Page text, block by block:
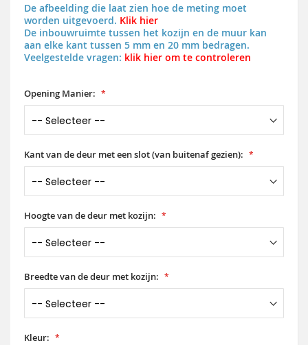
De afbeelding die laat zien hoe de meting moet
worden uitgevoerd. Klik hier
De inbouwruimte tussen het kozijn en de muur kan
aan elke kant tussen 5 mm en 20 mm bedragen.
Veelgestelde vragen: klik hier om te controleren
Opening Manier:
Kant van de deur met een slot (van buitenaf gezien):
Hoogte van de deur met kozijn:
Breedte van de deur met kozijn:
Kleur: